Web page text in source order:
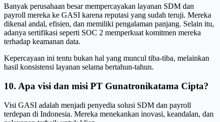
Banyak perusahaan besar mempercayakan layanan SDM dan
payroll mereka ke GASI karena reputasi yang sudah teruji. Mereka
dikenal andal, efisien, dan memiliki pengalaman panjang. Selain itu,
adanya sertifikasi seperti SOC 2 memperkuat komitmen mereka
terhadap keamanan data.
Kepercayaan ini tentu bukan hal yang muncul tiba-tiba, melainkan
hasil konsistensi layanan selama bertahun-tahun.
10. Apa visi dan misi PT Gunatronikatama Cipta?
Visi GASI adalah menjadi penyedia solusi SDM dan payroll
terdepan di Indonesia. Mereka menekankan inovasi, keandalan, dan